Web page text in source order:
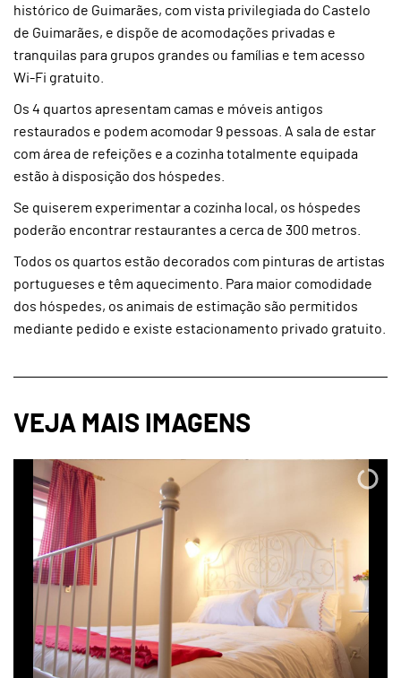
histórico de Guimarães, com vista privilegiada do Castelo
de Guimarães, e dispõe de acomodações privadas e
tranquilas para grupos grandes ou famílias e tem acesso
Wi-Fi gratuito.
Os 4 quartos apresentam camas e móveis antigos
restaurados e podem acomodar 9 pessoas. A sala de estar
com área de refeições e a cozinha totalmente equipada
estão à disposição dos hóspedes.
Se quiserem experimentar a cozinha local, os hóspedes
poderão encontrar restaurantes a cerca de 300 metros.
Todos os quartos estão decorados com pinturas de artistas
portugueses e têm aquecimento. Para maior comodidade
dos hóspedes, os animais de estimação são permitidos
mediante pedido e existe estacionamento privado gratuito.